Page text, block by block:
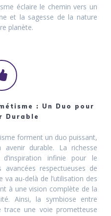
éclaire le chemin vers un
et la sagesse de la nature
planète.
: Un Duo pour
Durable
forment un duo puissant,
avenir durable. La richesse
infinie pour le
respectueuses de
va au-delà de l’utilisation des
à une vision complète de la
Ainsi, la symbiose entre
trace une voie prometteuse